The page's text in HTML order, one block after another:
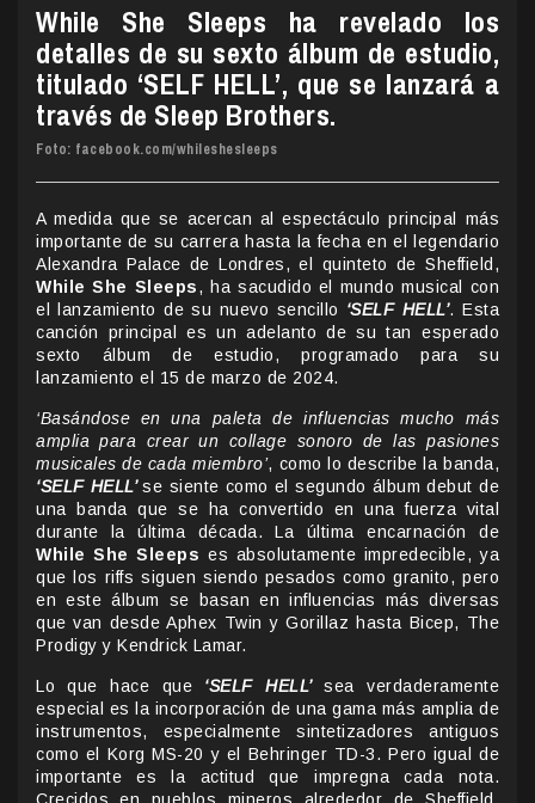
While She Sleeps ha revelado los
detalles de su sexto álbum de estudio,
titulado ‘SELF HELL’, que se lanzará a
través de Sleep Brothers.
Foto: facebook.com/whileshesleeps
A medida que se acercan al espectáculo principal más
importante de su carrera hasta la fecha en el legendario
Alexandra Palace de Londres, el quinteto de Sheffield,
While She Sleeps, ha sacudido el mundo musical con
el lanzamiento de su nuevo sencillo ‘SELF HELL’. Esta
canción principal es un adelanto de su tan esperado
sexto álbum de estudio, programado para su
lanzamiento el 15 de marzo de 2024.
‘Basándose en una paleta de influencias mucho más
amplia para crear un collage sonoro de las pasiones
musicales de cada miembro’, como lo describe la banda,
‘SELF HELL’se siente como el segundo álbum debut de
una banda que se ha convertido en una fuerza vital
durante la última década. La última encarnación de
While She Sleeps es absolutamente impredecible, ya
que los riffs siguen siendo pesados como granito, pero
en este álbum se basan en influencias más diversas
que van desde Aphex Twin y Gorillaz hasta Bicep, The
Prodigy y Kendrick Lamar.
Lo que hace que ‘SELF HELL’sea verdaderamente
especial es la incorporación de una gama más amplia de
instrumentos, especialmente sintetizadores antiguos
como el Korg MS-20 y el Behringer TD-3. Pero igual de
importante es la actitud que impregna cada nota.
Crecidos en pueblos mineros alrededor de Sheffield,